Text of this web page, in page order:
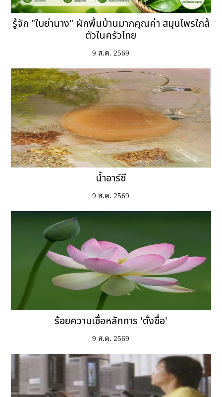
รู้จัก "ใบย่านาง" ผักพื้นบ้านมากคุณค่า สมุนไพรใกล้
ตัวในครัวไทย
9 ส.ค. 2569
น้ำอาร์ซี
9 ส.ค. 2569
ร้อยความเชื่อหลักการ 'ตั้งชื่อ'
9 ส.ค. 2569